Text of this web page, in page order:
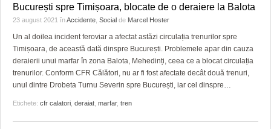
București spre Timișoara, blocate de o deraiere la Balota
23 august 2021 înAccidente Social de Marcel Hoster
Un al doilea incident feroviar a afectat astăzi circulația trenurilor spre
Timișoara, de această dată dinspre București. Problemele apar din cauza
deraierii unui marfar în zona Balota, Mehedinți, ceea ce a blocat circulația
trenurilor. Conform CFR Călători, nu ar fi fost afectate decât două trenuri,
unul dintre Drobeta Turnu Severin spre București, iar cel dinspre…
Etichete: cfr calatori deraiat marfar, tren